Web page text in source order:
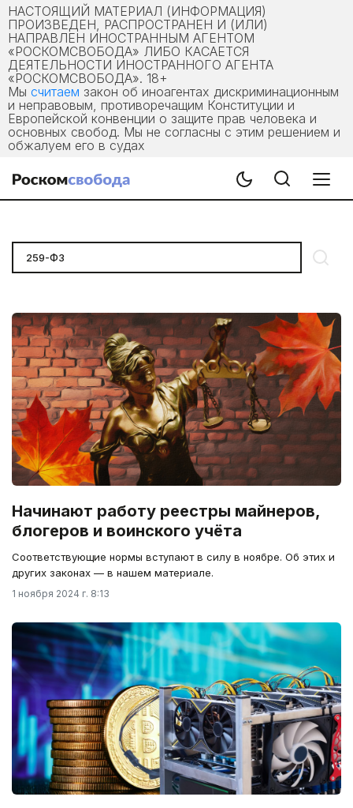
НАСТОЯЩИЙ МАТЕРИАЛ (ИНФОРМАЦИЯ)
ПРОИЗВЕДЕН, РАСПРОСТРАНЕН И (ИЛИ)
НАПРАВЛЕН ИНОСТРАННЫМ АГЕНТОМ
«РОСКОМСВОБОДА» ЛИБО КАСАЕТСЯ
ДЕЯТЕЛЬНОСТИ ИНОСТРАННОГО АГЕНТА
«РОСКОМСВОБОДА». 18+
Мы считаем закон об иноагентах дискриминационным
и неправовым, противоречащим Конституции и
Европейской конвенции о защите прав человека и
основных свобод. Мы не согласны с этим решением и
обжалуем его в судах
Начинают работу реестры майнеров,
блогеров и воинского учёта
Соответствующие нормы вступают в силу в ноябре. Об этих и
других законах — в нашем материале.
1 ноября 2024 г. 8:13